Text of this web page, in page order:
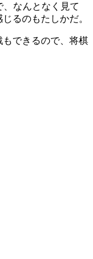
なんとなく見て
るのもたしかだ。
できるので、将棋